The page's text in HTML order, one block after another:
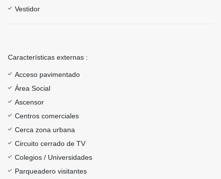
Vestidor
Características externas :
Acceso pavimentado
Área Social
Ascensor
Centros comerciales
Cerca zona urbana
Circuito cerrado de TV
Colegios / Universidades
Parqueadero visitantes